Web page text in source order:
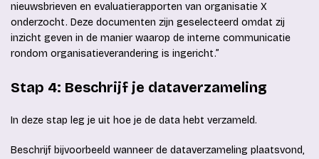
nieuwsbrieven en evaluatierapporten van organisatie X
onderzocht. Deze documenten zijn geselecteerd omdat zij
inzicht geven in de manier waarop de interne communicatie
rondom organisatieverandering is ingericht.”
Stap 4: Beschrijf je dataverzameling
In deze stap leg je uit hoe je de data hebt verzameld.
Beschrijf bijvoorbeeld wanneer de dataverzameling plaatsvond,